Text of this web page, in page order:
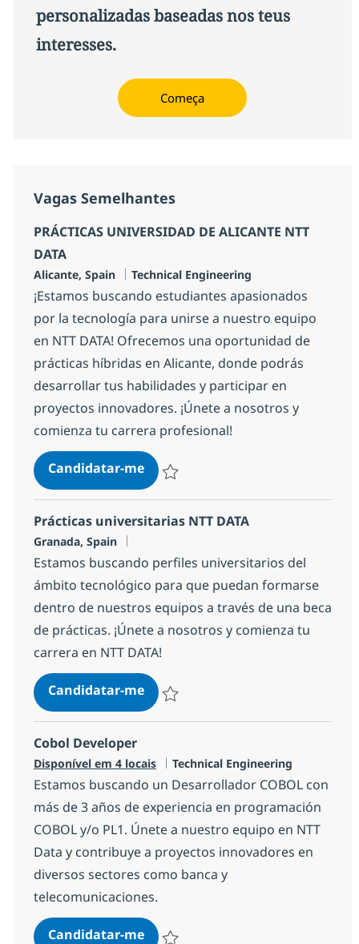
personalizadas baseadas nos teus
interesses.
Começa
Vagas Semelhantes
PRÁCTICAS UNIVERSIDAD DE ALICANTE NTT
DATA
Localização
Alicante, Spain Categoria
Technical Engineering
¡Estamos buscando estudiantes apasionados
por la tecnología para unirse a nuestro equipo
en NTT DATA! Ofrecemos una oportunidad de
prácticas híbridas en Alicante, donde podrás
desarrollar tus habilidades y participar en
proyectos innovadores. ¡Únete a nosotros y
comienza tu carrera profesional!
Candidatar-mePRÁCTICAS UNIVERSIDAD DE
Prácticas universitarias NTT DATA
Localização
Granada, Spain
Estamos buscando perfiles universitarios del
ámbito tecnológico para que puedan formarse
dentro de nuestros equipos a través de una beca
de prácticas. ¡Únete a nosotros y comienza tu
carrera en NTT DATA!
Candidatar-mePrácticas universitarias NTT DATA
Cobol Developer
Disponível em 4 locais Categoria
Technical Engineering
Estamos buscando un Desarrollador COBOL con
más de 3 años de experiencia en programación
COBOL y/o PL1. Únete a nuestro equipo en NTT
Data y contribuye a proyectos innovadores en
diversos sectores como banca y
telecomunicaciones.
Candidatar-meCobol Developer